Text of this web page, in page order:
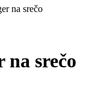
na srečo
srečo